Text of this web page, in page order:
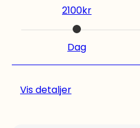
støtteben og
jobber du sikrere
raskere, og de fleste vil
og litt til med denne liften. Ønsker du leie lift,
men er ikke helt sikker
har en rekke ulike lifter å
vårt utvalg for liftutleie,
2100kr
Dag
Vis detaljer